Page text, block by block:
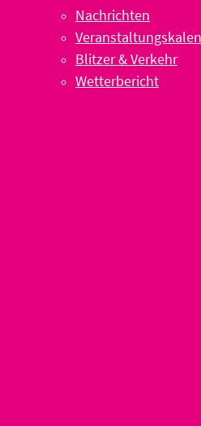
Nachrichten
Blitzer & Verkehr
Wetterbericht